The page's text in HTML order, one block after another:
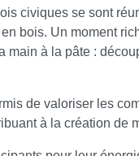
civiques se sont
bois. Un moment
main à la pâte :
de valoriser les
à la création de